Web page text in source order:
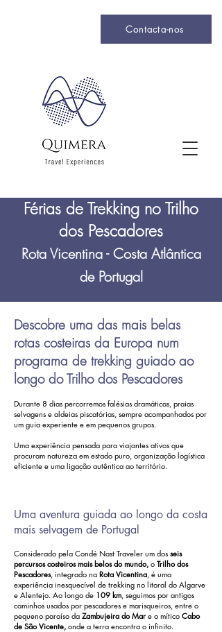
Contacta-nos
Férias de Trekking no Trilho
dos Pescadores
Rota Vicentina - Costa Atlântica
de Portugal
Descobre uma das mais belas
rotas costeiras da Europa num
programa de trekking guiado ao
longo do Trilho dos Pescadores
Durante 8 dias percorremos falésias dramáticas, praias
selvagens e aldeias piscatórias, sempre acompanhados por
um guia experiente e em pequenos grupos.
Uma experiência pensada para viajantes ativos que
procuram natureza em estado puro, organização logística
eficiente e uma ligação autêntica ao território.
Uma aventura guiada ao longo da costa
mais selvagem de Portugal
Considerado pela Condé Nast Traveler um dos seis
percursos costeiros mais belos do mundo, o Trilho dos
Pescadores, integrado na Rota Vicentina, é uma
experiência inesquecível de trekking no litoral do Algarve
e Alentejo. Ao longo de 109 km, seguimos por antigos
caminhos usados por pescadores e marisqueiros, entre o
pequeno paraíso da Zambujeira do Mar e o mítico Cabo
de São Vicente, onde a terra encontra o infinito.